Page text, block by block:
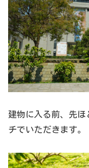
建物に入る前、先
チでいただきます。